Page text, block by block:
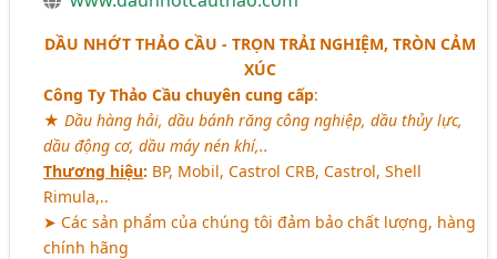
DẦU NHỚT THẢO CẦU - TRỌN TRẢI NGHIỆM, TRÒN CẢM
XÚC
Công Ty Thảo Cầu chuyên cung cấp:
★Dầu hàng hải, dầu bánh răng công nghiệp, dầu thủy lực,
dầu động cơ, dầu máy nén khí,..
Thương hiệu: BP, Mobil, Castrol CRB, Castrol, Shell
Rimula,..
➤ Các sản phẩm của chúng tôi đảm bảo chất lượng, hàng
chính hãng